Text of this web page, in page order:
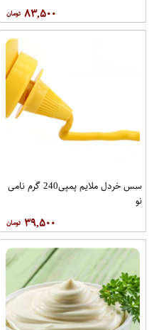
۸۳,۵۰۰
سس خردل ملایم پمپی240 گرم نامی
نو
۳۹,۵۰۰